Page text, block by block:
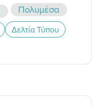
Πολυμέσα
Δελτία Τύπου